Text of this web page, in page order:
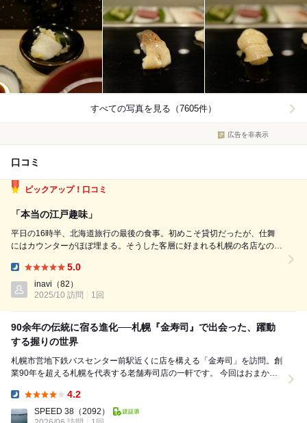
すべての写真を見る（7605件）
広告を非表示
口コミ
ピックアップ！口コミ
「本当の江戸趣味」
平日の16時半、北海道旅行の最後の食事。初めこそ貸切だったが、仕舞
にはカウンターがほぼ埋まる。そうした客層に好まれる札幌の名店なの
貫のおまかせは、以下のとおり(一々撮影なんて野暮はしないので順では
ない) 鯛、鱸塩締め、縞鰺、...
5.0
inavi （82）
2025/10 訪問
1回
90余年の伝統に宿る進化──札幌『金寿司』で出会った、躍動
する握りの世界
札幌市営地下鉄バスセンター前駅近くに店を構える「金寿司」を訪問。創
業90年を超える札幌を代表する老舗寿司店の一軒です。 今回はおまかせ
4.2
SPEED 38 （2092）